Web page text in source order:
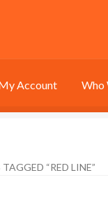
Account Who
“RED LINE”